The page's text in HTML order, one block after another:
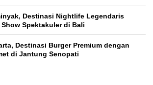
Destinasi Nightlife Legendaris
Spektakuler di Bali
Destinasi Burger Premium dengan
di Jantung Senopati